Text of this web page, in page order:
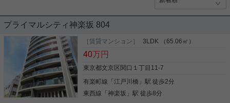
プライマルシティ神楽坂 804
［賃貸マンション］ 3LDK （65.06㎡）
40万円
東京都文京区関口１丁目11-7
有楽町線 「江戸川橋 」駅 徒歩2分
東西線 「神楽坂 」駅 徒歩8分